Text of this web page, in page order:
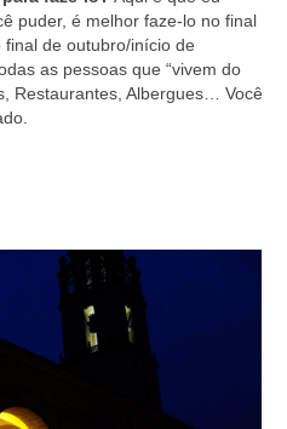
puder, é melhor faze-lo no final
de outubro/início de
as pessoas que “vivem do
Restaurantes, Albergues… Você